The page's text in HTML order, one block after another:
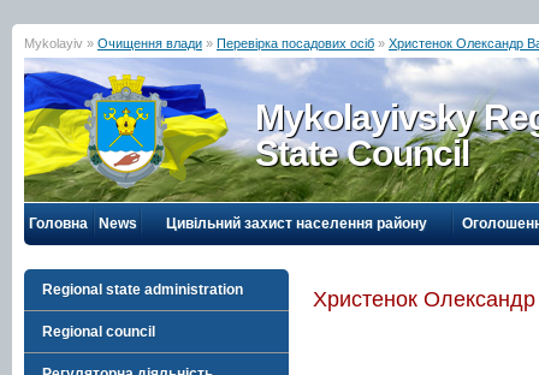
Mykolayiv » Очищення влади » Перевірка посадових осіб » Христенок Олександр
Mykolayivsky
State Council
Головна News Цивільний захист населення району
Regional state administration
Regional council
Христенок